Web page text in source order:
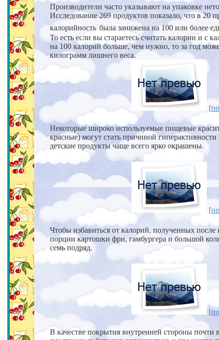
Производители часто указывают на упаковке
Исследование 269 продуктов показало, что в 20
калорийность была занижена на 100 или более
То есть если вы стараетесь считать калории и
на 100 калорий больше, чем нужно, то за год
килограмм лишнего веса.
Некоторые широко используемые пищевые
красные)могут стать причиной
детские продукты чаще всего ярко окрашены.
Чтобы избавиться от калорий, полученных
порции картошки фри,гамбургера и большой
семь подряд.
В качестве покрытия внутренней стороны почти